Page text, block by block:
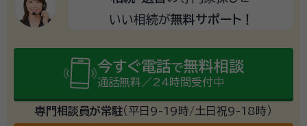
いい相続が無料サポート！
今すぐ電話で無料相談
通話無料／24時間受付中
専門相談員が常駐（平日9-19時/土日祝9-18時）